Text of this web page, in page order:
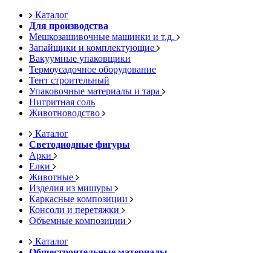
Каталог
Для производства
Мешкозашивочные машинки и т.д.
Запайщики и комплектующие
Вакуумные упаковщики
Термоусадочное оборудование
Тент строительный
Упаковочные материалы и тара
Нитритная соль
Животноводство
Каталог
Светодиодные фигуры
Арки
Елки
Животные
Изделия из мишуры
Каркасные композиции
Консоли и перетяжки
Объемные композиции
Каталог